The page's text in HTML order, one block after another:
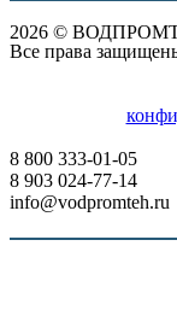
2026 ©
Все права
8 800 333-01-05
8 903 024-77-14
info@vodpromteh.ru